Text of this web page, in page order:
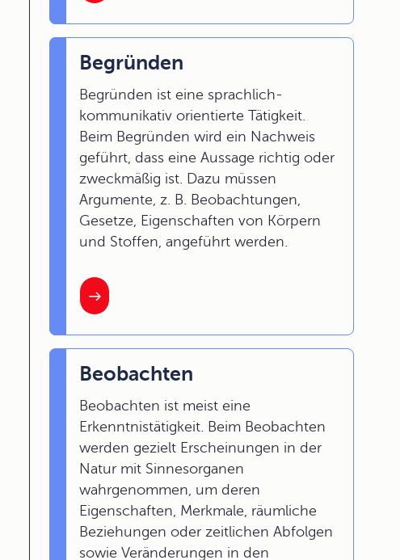
Begründen
Begründen ist eine sprachlich-
kommunikativ orientierte Tätigkeit.
Beim Begründen wird ein Nachweis
geführt, dass eine Aussage richtig oder
zweckmäßig ist. Dazu müssen
Argumente, z. B. Beobachtungen,
Gesetze, Eigenschaften von Körpern
und Stoffen, angeführt werden.
Beobachten
Beobachten ist meist eine
Erkenntnistätigkeit. Beim Beobachten
werden gezielt Erscheinungen in der
Natur mit Sinnesorganen
wahrgenommen, um deren
Eigenschaften, Merkmale, räumliche
Beziehungen oder zeitlichen Abfolgen
sowie Veränderungen in den